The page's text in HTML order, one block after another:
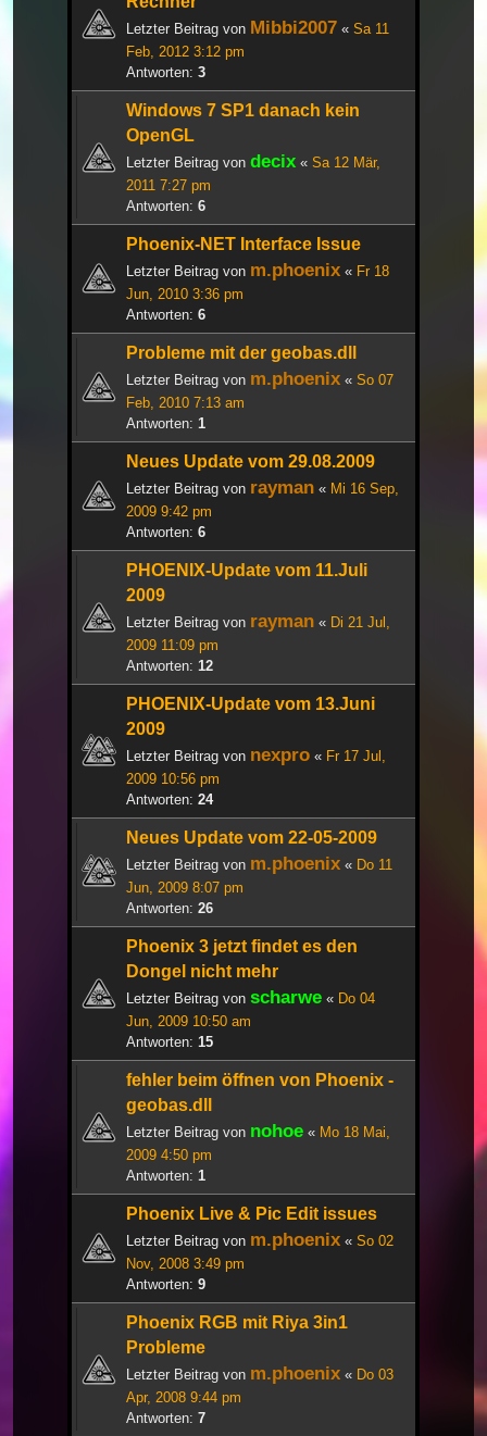
Letzter Beitrag von Mibbi2007 « Sa 11
Feb, 2012 3:12 pm
Antworten: 3
Windows 7 SP1 danach kein
OpenGL
Letzter Beitrag von decix « Sa 12 Mär,
2011 7:27 pm
Antworten: 6
Phoenix-NET Interface Issue
Letzter Beitrag von m.phoenix « Fr 18
Jun, 2010 3:36 pm
Antworten: 6
Probleme mit der geobas.dll
Letzter Beitrag von m.phoenix « So 07
Feb, 2010 7:13 am
Antworten: 1
Neues Update vom 29.08.2009
Letzter Beitrag von rayman « Mi 16 Sep,
2009 9:42 pm
Antworten: 6
PHOENIX-Update vom 11.Juli
2009
Letzter Beitrag von rayman « Di 21 Jul,
2009 11:09 pm
Antworten: 12
PHOENIX-Update vom 13.Juni
2009
Letzter Beitrag von nexpro « Fr 17 Jul,
2009 10:56 pm
Antworten: 24
Neues Update vom 22-05-2009
Letzter Beitrag von m.phoenix « Do 11
Jun, 2009 8:07 pm
Antworten: 26
Phoenix 3 jetzt findet es den
Dongel nicht mehr
Letzter Beitrag von scharwe « Do 04
Jun, 2009 10:50 am
Antworten: 15
fehler beim öffnen von Phoenix -
geobas.dll
Letzter Beitrag von nohoe « Mo 18 Mai,
2009 4:50 pm
Antworten: 1
Phoenix Live & Pic Edit issues
Letzter Beitrag von m.phoenix « So 02
Nov, 2008 3:49 pm
Antworten: 9
Phoenix RGB mit Riya 3in1
Probleme
Letzter Beitrag von m.phoenix « Do 03
Apr, 2008 9:44 pm
Antworten: 7